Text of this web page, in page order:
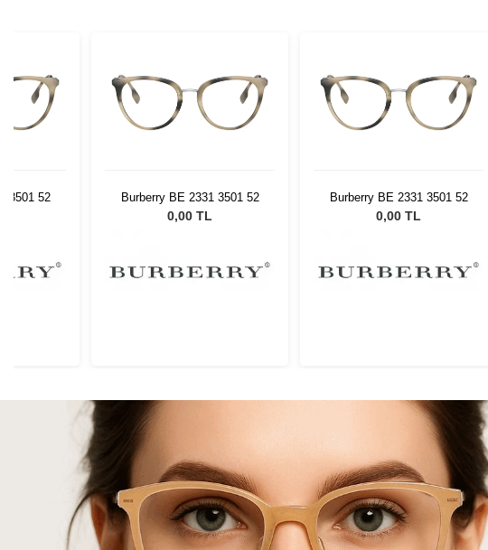
3501 52 Burberry BE 2331 3501 52
0,00 TL
Burberry BE 2331 3501 52
0,00 TL